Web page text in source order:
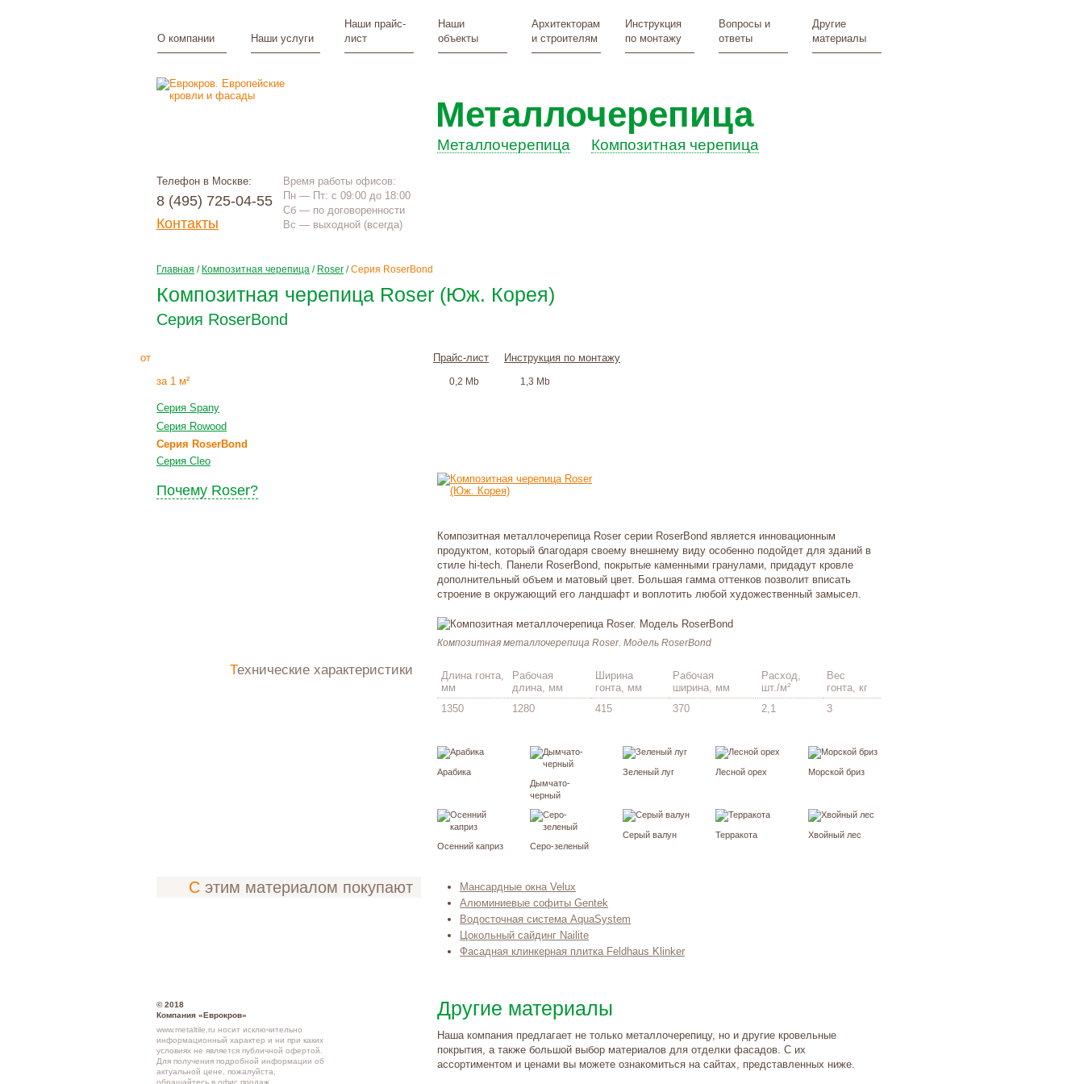
О компании Наши услуги
Наши прайс-
лист
Наши
объекты
Архитекторам
и строителям
Инструкция
по монтажу
Вопросы и
ответы
Другие
материалы
Телефон в Москве:
8 (495) 725-04-55
Контакты
Время работы офисов:
Пн — Пт: с 09:00 до 18:00
Сб — по договоренности
Вс — выходной (всегда)
Металлочерепица
Металлочерепица Композитная черепица
Главная / Композитная черепица / Roser /Серия RoserBond
Композитная черепица Roser (Юж. Корея)
Серия RoserBond
от
за 1 м²
Прайс-лист
0,2 Mb
Инструкция по монтажу
1,3 Mb
Серия Spany
Серия Rowood
Серия RoserBond
Серия Cleo
Почему Roser?
Композитная металлочерепица Roser серии RoserBond является инновационным
продуктом, который благодаря своему внешнему виду особенно подойдет для зданий в
стиле hi-tech. Панели RoserBond, покрытые каменными гранулами, придадут кровле
дополнительный объем и матовый цвет. Большая гамма оттенков позволит вписать
строение в окружающий его ландшафт и воплотить любой художественный замысел.
Композитная металлочерепица Roser. Модель RoserBond
Технические характеристики
Длина гонта,
мм
Рабочая
длина, мм
Ширина
гонта, мм
Рабочая
ширина, мм
Расход,
шт./м²
Вес
гонта, кг
1350
1280 415 370 2,1 3
Арабика
Дымчато-
черный
Зеленый луг Лесной орех Морской бриз
Осенний каприз Серо-зеленый
Серый валун Терракота Хвойный лес
С этим материалом покупают
Мансардные окна Velux
Алюминиевые софиты Gentek
Водосточная система AquaSystem
Цокольный сайдинг Nailite
Фасадная клинкерная плитка Feldhaus Klinker
© 2018
Компания «Еврокров»
www.metaltile.ru носит исключительно
информационный характер и ни при каких
условиях не является публичной офертой.
Для получения подробной информации об
актуальной цене, пожалуйста,
обращайтесь в офис продаж.
Другие материалы
Наша компания предлагает не только металлочерепицу, но и другие кровельные
покрытия, а также большой выбор материалов для отделки фасадов. С их
ассортиментом и ценами вы можете ознакомиться на сайтах, представленных ниже.